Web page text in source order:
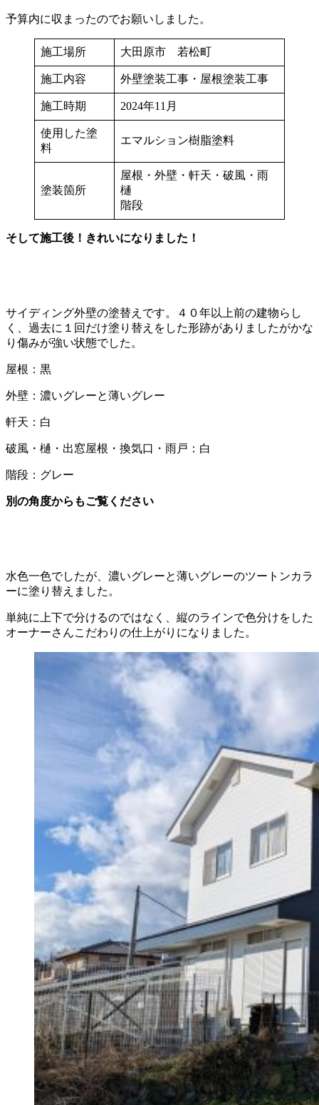
予算内に収まったのでお願いしました。
施工場所 大田原市 若松町
施工内容 外壁塗装工事・屋根塗装工事
施工時期 2024年11月
使用した塗
料
エマルション樹脂塗料
塗装箇所
屋根・外壁・軒天・破風・雨
樋
階段
そして施工後！きれいになりました！
サイディング外壁の塗替えです。４０年以上前の建物らし
く、過去に１回だけ塗り替えをした形跡がありましたがかな
り傷みが強い状態でした。
屋根：黒
外壁：濃いグレーと薄いグレー
軒天：白
破風・樋・出窓屋根・換気口・雨戸：白
階段：グレー
別の角度からもご覧ください
水色一色でしたが、濃いグレーと薄いグレーのツートンカラ
ーに塗り替えました。
単純に上下で分けるのではなく、縦のラインで色分けをした
オーナーさんこだわりの仕上がりになりました。